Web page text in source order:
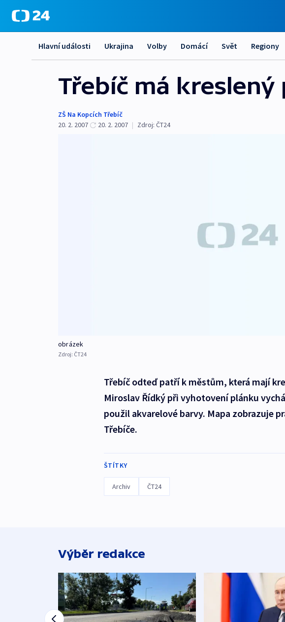
Hlavní události Ukrajina Volby Domácí Svět Regiony
Třebíč má kreslený
ZŠ Na Kopcích Třebíč
20. 2. 2007
20. 2. 2007 | Zdroj: ČT24
obrázek
Zdroj: ČT24
Třebíč odteď patří k městům, která mají
Miroslav Řídký při vyhotovení plánku
použil akvarelové barvy. Mapa zobrazuje
Třebíče.
ŠTÍTKY
Archiv ČT24
Výběr redakce